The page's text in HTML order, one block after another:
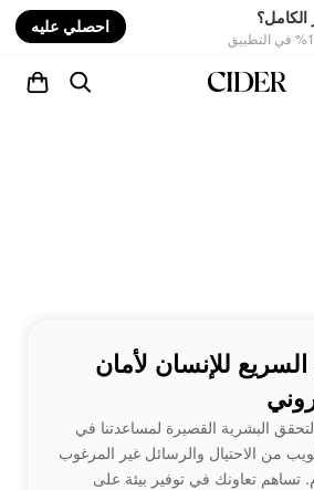
الكامل؟ احصلي عليه
للإنسان لأمان
البشرية القصيرة لمساعدتنا في
من الاحتيال والرسائل غير المرغوب
تساهم تعاونك في توفير بيئة على